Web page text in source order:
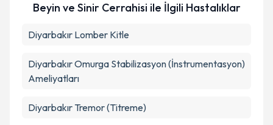
Beyin ve Sinir Cerrahisi ile İlgili Hastalıklar
Diyarbakır Lomber Kitle
Diyarbakır Omurga Stabilizasyon (İnstrumentasyon)
Ameliyatları
Diyarbakır Tremor (Titreme)